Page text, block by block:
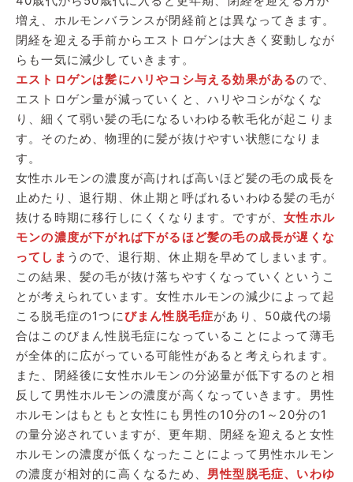
増え、ホルモンバランスが閉経前とは異なってきます。
閉経を迎える手前からエストロゲンは大きく変動しなが
らも一気に減少していきます。
エストロゲンは髪にハリやコシ与える効果があるので、
エストロゲン量が減っていくと、ハリやコシがなくな
り、細くて弱い髪の毛になるいわゆる軟毛化が起こりま
す。そのため、物理的に髪が抜けやすい状態になりま
す。
女性ホルモンの濃度が高ければ高いほど髪の毛の成長を
止めたり、退行期、休止期と呼ばれるいわゆる髪の毛が
抜ける時期に移行しにくくなります。ですが、女性ホル
モンの濃度が下がれば下がるほど髪の毛の成長が遅くな
ってしま うので、退行期、休止期を早めてしまいます。
この結果、髪の毛が抜け落ちやすくなっていくというこ
とが考えられています。女性ホルモンの減少によって起
こる脱毛症の1つにびまん性脱毛症があり、50歳代の場
合はこのびまん性脱毛症になっていることによって薄毛
が全体的に広がっている可能性があると考えられます。
また、閉経後に女性ホルモンの分泌量が低下するのと相
反して男性ホルモンの濃度が高くなっていきます。男性
ホルモンはもともと女性にも男性の10分の1～20分の1
の量分泌されていますが、更年期、閉経を迎えると女性
ホルモンの濃度が低くなったことによって男性ホルモン
の濃度が相対的に高くなるため、 男性型脱毛症、いわゆ